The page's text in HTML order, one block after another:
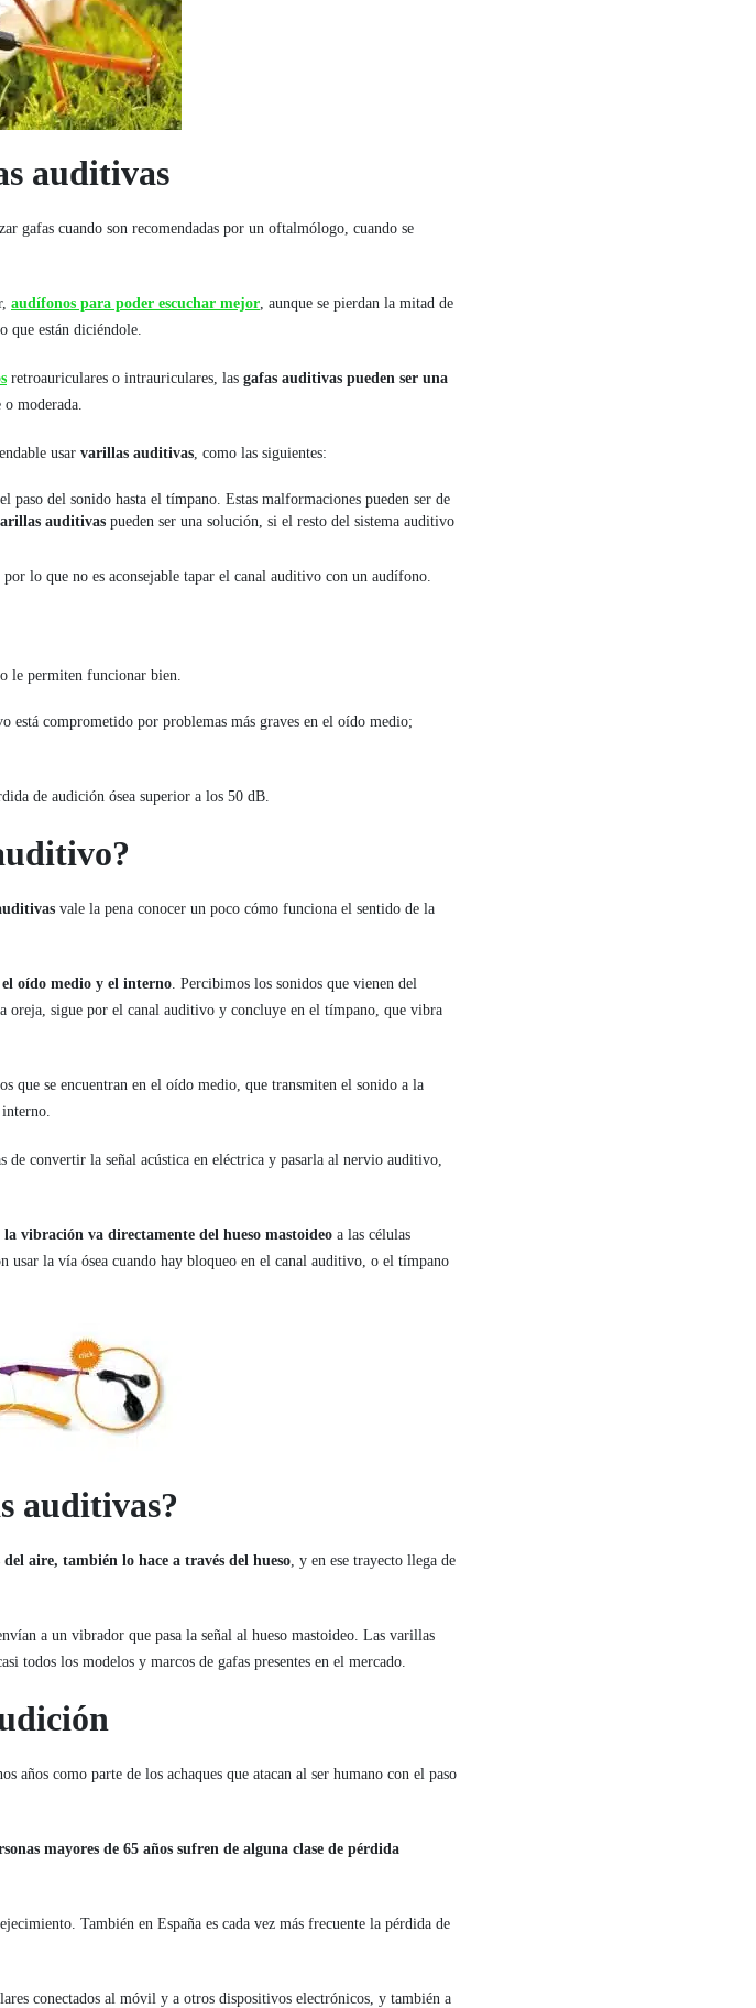
auditivas
gafas cuando son recomendadas por un oftalmólogo, cuando se
audífonos para poder escuchar mejor, aunque se pierdan la mitad de
que están diciéndole.
retroauriculares o intrauriculares, las gafas auditivas pueden ser una
moderada.
usar varillas auditivas, como las siguientes:
del sonido hasta el tímpano. Estas malformaciones pueden ser de
auditivas pueden ser una solución, si el resto del sistema auditivo
lo que no es aconsejable tapar el canal auditivo con un audífono.
le permiten funcionar bien.
está comprometido por problemas más graves en el oído medio;
de audición ósea superior a los 50 dB.
vale la pena conocer un poco cómo funciona el sentido de la
oído medio y el interno. Percibimos los sonidos que vienen del
oreja, sigue por el canal auditivo y concluye en el tímpano, que vibra
que se encuentran en el oído medio, que transmiten el sonido a la
de convertir la señal acústica en eléctrica y pasarla al nervio auditivo,
vibración va directamente del hueso mastoideo a las células
usar la vía ósea cuando hay bloqueo en el canal auditivo, o el tímpano
auditivas?
aire, también lo hace a través del hueso, y en ese trayecto llega de
a un vibrador que pasa la señal al hueso mastoideo. Las varillas
todos los modelos y marcos de gafas presentes en el mercado.
años como parte de los achaques que atacan al ser humano con el paso
mayores de 65 años sufren de alguna clase de pérdida
También en España es cada vez más frecuente la pérdida de
conectados al móvil y a otros dispositivos electrónicos, y también a